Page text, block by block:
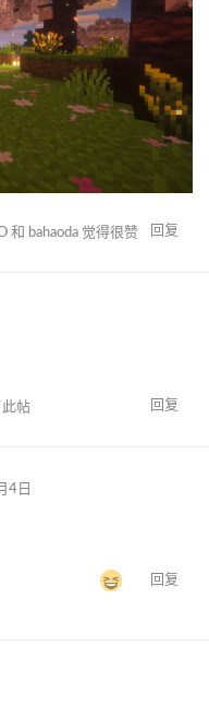
回复
和 bahaoda 觉得很赞
回复
此帖
4日
回复